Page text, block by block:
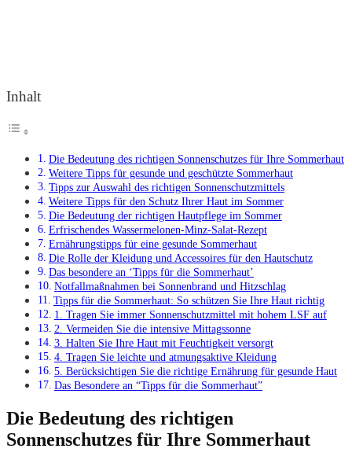
Inhalt
Die Bedeutung des richtigen Sonnenschutzes für Ihre Sommerhaut
Weitere Tipps für gesunde und geschützte Sommerhaut
Tipps zur Auswahl des richtigen Sonnenschutzmittels
Weitere Tipps für den Schutz Ihrer Haut im Sommer
Die Bedeutung der richtigen Hautpflege im Sommer
Erfrischendes Wassermelonen-Minz-Salat-Rezept
Ernährungstipps für eine gesunde Sommerhaut
Die Rolle der Kleidung und Accessoires für den Hautschutz
Das besondere an ‘Tipps für die Sommerhaut’
Notfallmaßnahmen bei Sonnenbrand und Hitzschlag
Tipps für die Sommerhaut: So schützen Sie Ihre Haut richtig
1. Tragen Sie immer Sonnenschutzmittel mit hohem LSF auf
2. Vermeiden Sie die intensive Mittagssonne
3. Halten Sie Ihre Haut mit Feuchtigkeit versorgt
4. Tragen Sie leichte und atmungsaktive Kleidung
5. Berücksichtigen Sie die richtige Ernährung für gesunde Haut
Das Besondere an “Tipps für die Sommerhaut”
Die Bedeutung des richtigen
Sonnenschutzes für Ihre Sommerhaut